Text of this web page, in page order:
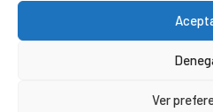
Ver